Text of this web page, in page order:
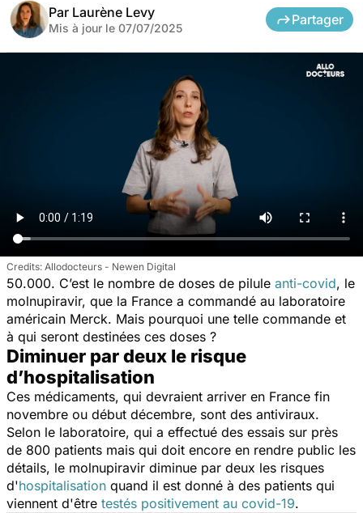
Par Laurène Levy
Mis à jour le 07/07/2025
Partager
Allodocteurs - Newen Digital
50.000. C’est le nombre de doses de pilule anti-covid, le
molnupiravir, que la France a commandé au laboratoire
américain Merck. Mais pourquoi une telle commande et
à qui seront destinées ces doses ?
Diminuer par deux le risque
d’hospitalisation
Ces médicaments, qui devraient arriver en France fin
novembre ou début décembre, sont des antiviraux.
Selon le laboratoire, qui a effectué des essais sur près
de 800 patients mais qui doit encore en rendre public les
détails, le molnupiravir diminue par deux les risques
d'hospitalisation quand il est donné à des patients qui
viennent d'être testés positivement au covid-19.